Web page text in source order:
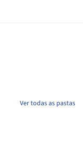
Ver todas as pastas